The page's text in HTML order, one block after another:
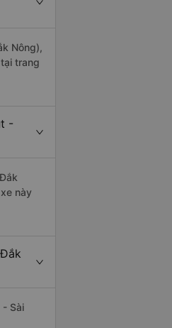
Nông),
trang
-
này
- Sài